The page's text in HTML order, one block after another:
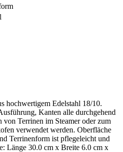
hochwertigem Edelstahl 18/10.
Kanten alle durchgehend
von Terrinen im Steamer oder zum
verwendet werden. Oberfläche
Terrinenform ist pflegeleicht und
Länge 30.0 cm x Breite 6.0 cm x